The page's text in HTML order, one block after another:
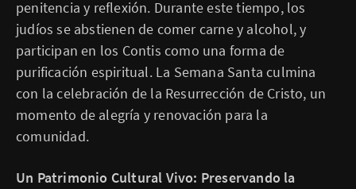
penitencia y reflexión. Durante este tiempo, los
judíos se abstienen de comer carne y alcohol, y
participan en los Contis como una forma de
purificación espiritual. La Semana Santa culmina
con la celebración de la Resurrección de Cristo, un
momento de alegría y renovación para la
comunidad.
Un Patrimonio Cultural Vivo: Preservando la